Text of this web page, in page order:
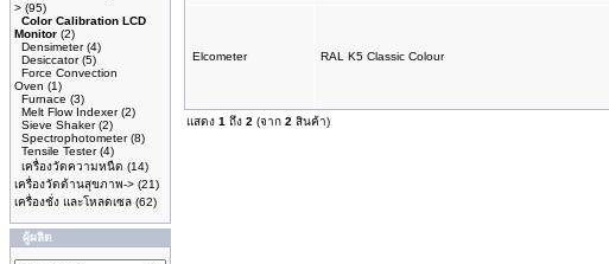
> (95)
Color Calibration LCD
Monitor (2)
Densimeter(4)
Desiccator(5)
Force Convection
Oven (1)
Furnace (3)
Melt Flow Indexer(2)
Sieve Shaker(2)
Spectrophotometer(8)
Tensile Tester(4)
เครื่องวัดความหนืด (14)
เครื่องวัดด้านสุขภาพ-> (21)
เครื่องชั่ง และโหลดเซล (62)
ผู้ผลิต
Elcometer RAL K5 Classic Colour
แสดง 1 ถึง 2 (จาก 2 สินค้า)